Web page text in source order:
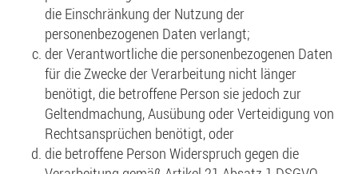
die Einschränkung der Nutzung der
personenbezogenen Daten verlangt;
der Verantwortliche die personenbezogenen Daten
für die Zwecke der Verarbeitung nicht länger
benötigt, die betroffene Person sie jedoch zur
Geltendmachung, Ausübung oder Verteidigung von
Rechtsansprüchen benötigt, oder
die betroffene Person Widerspruch gegen die